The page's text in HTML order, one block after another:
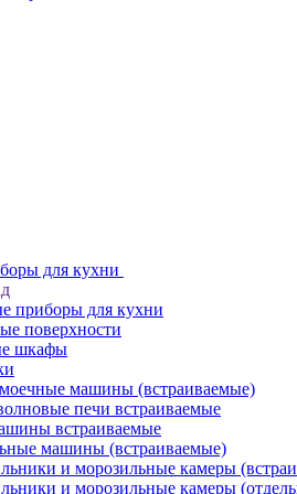
для кухни
приборы для кухни
поверхности
шкафы
машины (встраиваемые)
печи встраиваемые
встраиваемые
машины (встраиваемые)
и морозильные камеры
и морозильные камеры